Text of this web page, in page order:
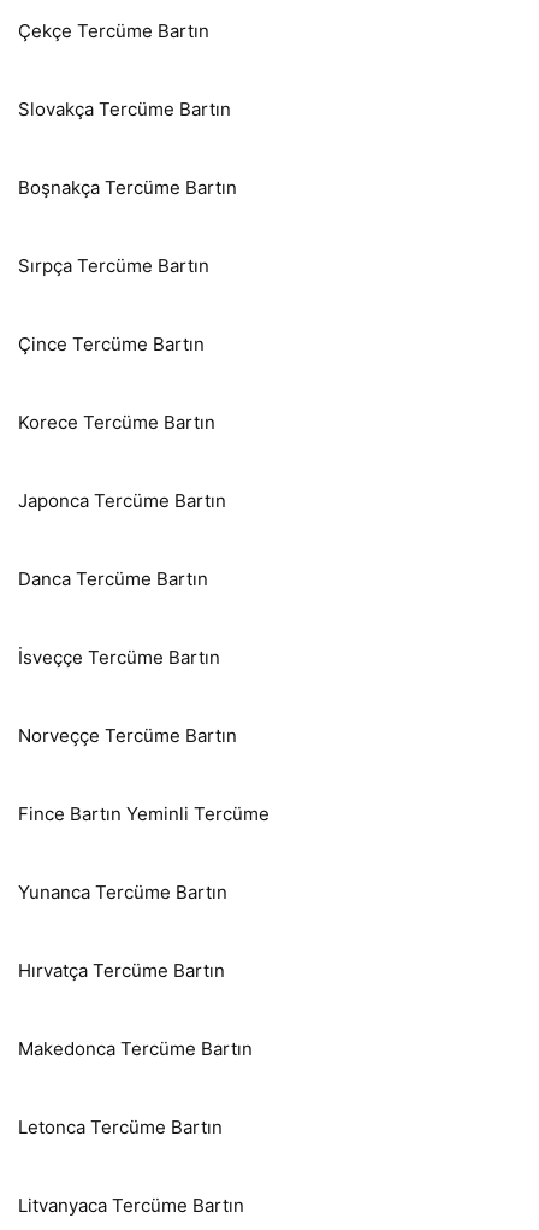
Çekçe Tercüme Bartın
Slovakça Tercüme Bartın
Boşnakça Tercüme Bartın
Sırpça Tercüme Bartın
Çince Tercüme Bartın
Korece Tercüme Bartın
Japonca Tercüme Bartın
Danca Tercüme Bartın
İsveççe Tercüme Bartın
Norveççe Tercüme Bartın
Fince Bartın Yeminli Tercüme
Yunanca Tercüme Bartın
Hırvatça Tercüme Bartın
Makedonca Tercüme Bartın
Letonca Tercüme Bartın
Litvanyaca Tercüme Bartın